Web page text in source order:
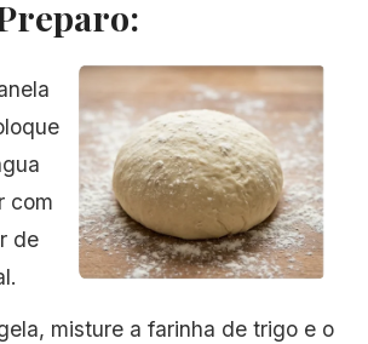
com
de
misture a farinha de trigo e o